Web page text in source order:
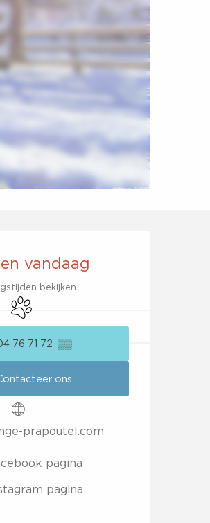
en
vandaag
bekijken
Dieren toegelaten
76 71 72 ▒▒
ons
prapoutel.com
pagina
pagina